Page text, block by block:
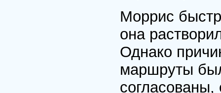
Моррис
она
Однако
маршруты
согласованы,